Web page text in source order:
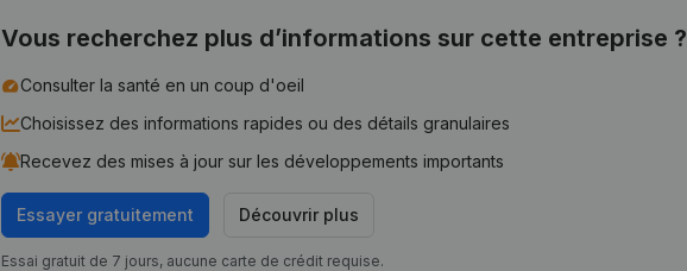
Vous recherchez plus d’informations sur cette entreprise ?
Consulter la santé en un coup d'oeil
Choisissez des informations rapides ou des détails granulaires
Recevez des mises à jour sur les développements importants
Essayer gratuitement Découvrir plus
Essai gratuit de 7 jours, aucune carte de crédit requise.